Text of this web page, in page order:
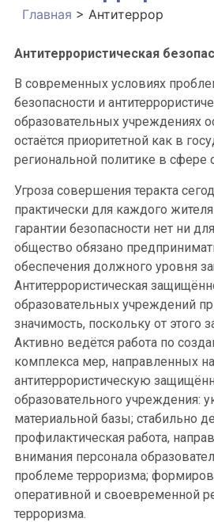
Главная > Антитеррор
Антитеррористическая
В современных условиях
безопасности и
образовательных учреждениях
остаётся приоритетной как в
региональной политике в сфере
Угроза совершения теракта
практически для каждого
гарантии безопасности нет ни
общество обязано
обеспечения должного уровня
Антитеррористическая
образовательных учреждений
значимость, поскольку от этого
Активно ведётся работа по
комплекса мер, направленных на
антитеррористическую
образовательного учреждения:
материальной базы; стабильно
профилактическая работа,
внимания персонала
проблеме терроризма;
оперативной и своевременной
терроризма.